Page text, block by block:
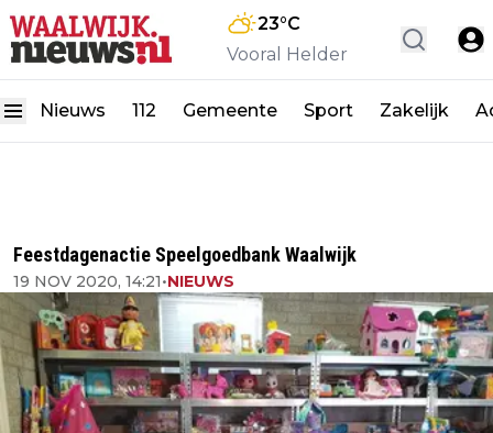
23°C
Vooral Helder
Nieuws 112 Gemeente Sport Zakelijk
Feestdagenactie Speelgoedbank Waalwijk
19 NOV 2020, 14:21•NIEUWS